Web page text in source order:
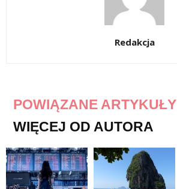
Redakcja
POWIĄZANE ARTYKUŁY
WIĘCEJ OD AUTORA